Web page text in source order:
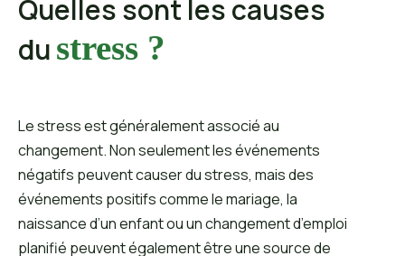
Quelles sont les causes
dustress ?
Le stress est généralement associé au
changement. Non seulement les événements
négatifs peuvent causer du stress, mais des
événements positifs comme le mariage, la
naissance d’un enfant ou un changement d’emploi
planifié peuvent également être une source de